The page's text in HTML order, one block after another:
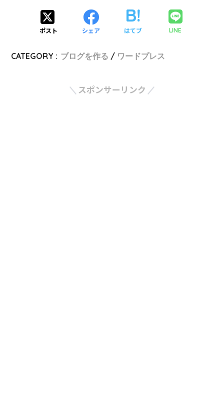
ポスト シェア はてブ LINE
CATEGORY : ブログを作る ワードプレス
スポンサーリンク